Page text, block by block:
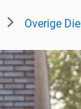
Overige